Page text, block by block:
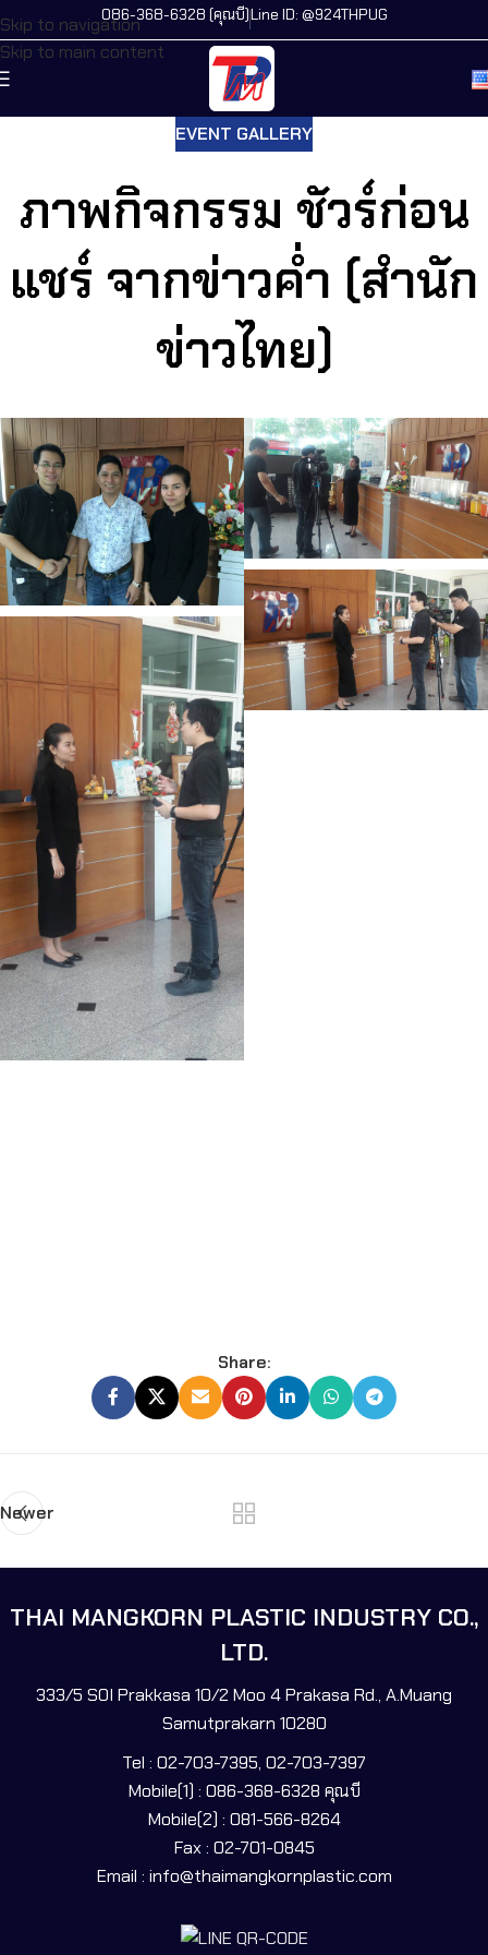
Skip to navigation
Skip to main content
086-368-6328 (คุณบี)Line ID: @924THPUG
EVENT GALLERY
ภาพกิจกรรม ชัวร์ก่อน
แชร์ จากข่าวค่ำ (สำนัก
ข่าวไทย)
Share:
Newer
THAI MANGKORN PLASTIC INDUSTRY CO.,
LTD.
333/5 SOI Prakkasa 10/2 Moo 4 Prakasa Rd., A.Muang
Samutprakarn 10280
Tel : 02-703-7395, 02-703-7397
Mobile(1) : 086-368-6328 คุณบี
Mobile(2) : 081-566-8264
Fax : 02-701-0845
Email : info@thaimangkornplastic.com